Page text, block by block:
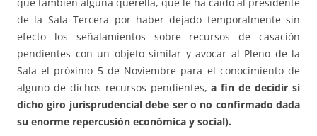
que también alguna querella, que le ha caído al presidente
de la Sala Tercera por haber dejado temporalmente sin
efecto los señalamientos sobre recursos de casación
pendientes con un objeto similar y avocar al Pleno de la
Sala el próximo 5 de Noviembre para el conocimiento de
alguno de dichos recursos pendientes,a fin de decidir si
dicho giro jurisprudencial debe ser o no confirmado dada
su enorme repercusión económica y social).